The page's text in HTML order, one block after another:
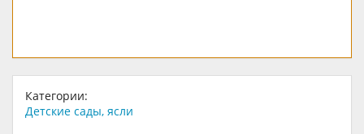
Категории:
Детские сады, ясли